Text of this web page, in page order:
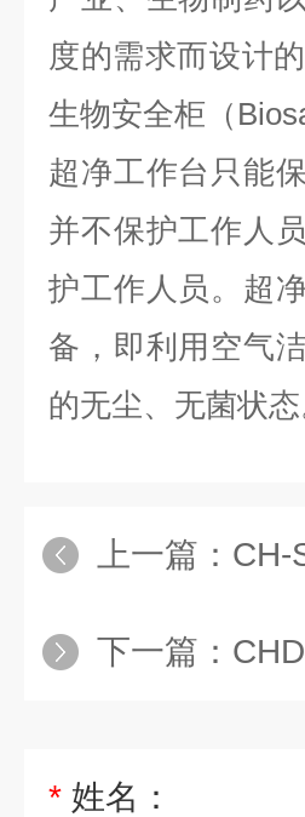
度的需求而设计
生物安全柜（
超净工作台只能
并不保护工作人
护工作人员。超
备，即利用空气
的无尘、无菌状态
上一篇： CH-
下一篇：
* 姓名：